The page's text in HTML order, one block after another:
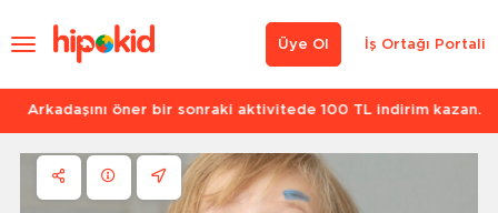
İş Ortağı Portali
Üye Ol
Arkadaşını öner bir sonraki aktivitede 100 TL indirim kazan.